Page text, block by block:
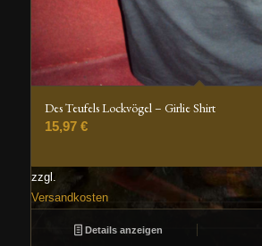
Des Teufels Lockvögel – Girlie Shirt
15,97 €
zzgl.
Versandkosten
Details anzeigen